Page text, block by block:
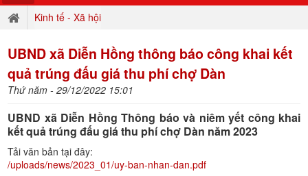
Kinh tế - Xã hội
UBND xã Diễn Hồng thông báo công khai kết
quả trúng đấu giá thu phí chợ Dàn
Thứ năm - 29/12/2022 15:01
UBND xã Diễn Hồng Thông báo và niêm yết công khai
kết quả trúng đấu giá thu phí chợ Dàn năm 2023
Tải văn bản tại đây:
/uploads/news/2023_01/uy-ban-nhan-dan.pdf